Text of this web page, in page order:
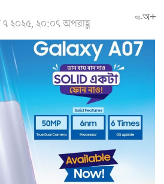
৭ ২০২৫, ২০:০৭ অপরাহ্ণ
অ-অ+